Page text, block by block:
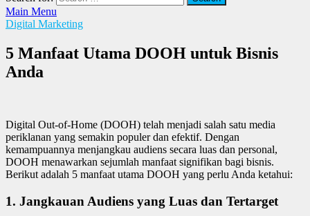
Main Menu
Digital Marketing
5 Manfaat Utama DOOH untuk Bisnis
Anda
Digital Out-of-Home (DOOH) telah menjadi salah satu media
periklanan yang semakin populer dan efektif. Dengan
kemampuannya menjangkau audiens secara luas dan personal,
DOOH menawarkan sejumlah manfaat signifikan bagi bisnis.
Berikut adalah 5 manfaat utama DOOH yang perlu Anda ketahui:
1. Jangkauan Audiens yang Luas dan Tertarget